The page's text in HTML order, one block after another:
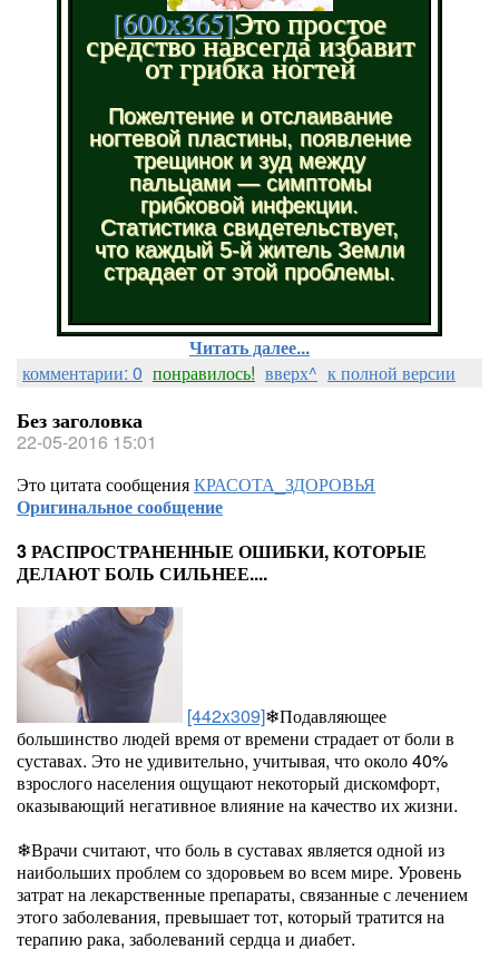
[600x365]Это простое
средство навсегда избавит
от грибка ногтей
Пожелтение и отслаивание
ногтевой пластины, появление
трещинок и зуд между
пальцами — симптомы
грибковой инфекции.
Статистика свидетельствует,
что каждый 5-й житель Земли
страдает от этой проблемы.
Читать далее...
комментарии: 0 понравилось! вверх^ к полной версии
Без заголовка
22-05-2016 15:01
Это цитата сообщенияКРАСОТА_ЗДОРОВЬЯ
Оригинальное сообщение
3 РАСПРОСТРАНЕННЫЕ ОШИБКИ, КОТОРЫЕ
ДЕЛАЮТ БОЛЬ СИЛЬНЕЕ....
[442x309]❄Подавляющее
большинство людей время от времени страдает от боли в
суставах. Это не удивительно, учитывая, что около 40%
взрослого населения ощущают некоторый дискомфорт,
оказывающий негативное влияние на качество их жизни.
❄Врачи считают, что боль в суставах является одной из
наибольших проблем со здоровьем во всем мире. Уровень
затрат на лекарственные препараты, связанные с лечением
этого заболевания, превышает тот, который тратится на
терапию рака, заболеваний сердца и диабет.